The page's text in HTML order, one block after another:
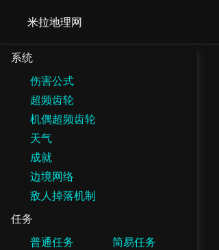
米拉地理网
系统
伤害公式
超频齿轮
机偶超频齿轮
天气
成就
边境网络
敌人掉落机制
任务
普通任务
简易任务